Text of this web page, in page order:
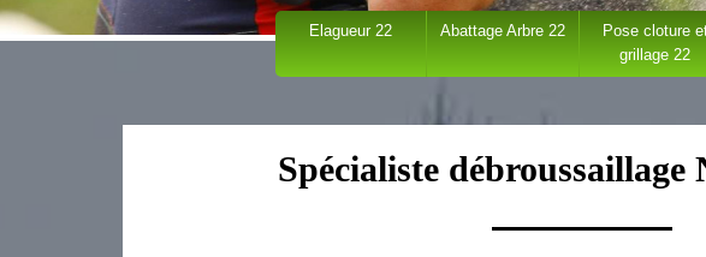
Elagueur 22 Abattage Arbre 22
Pose cloture
grillage 22
Spécialiste débroussaillage